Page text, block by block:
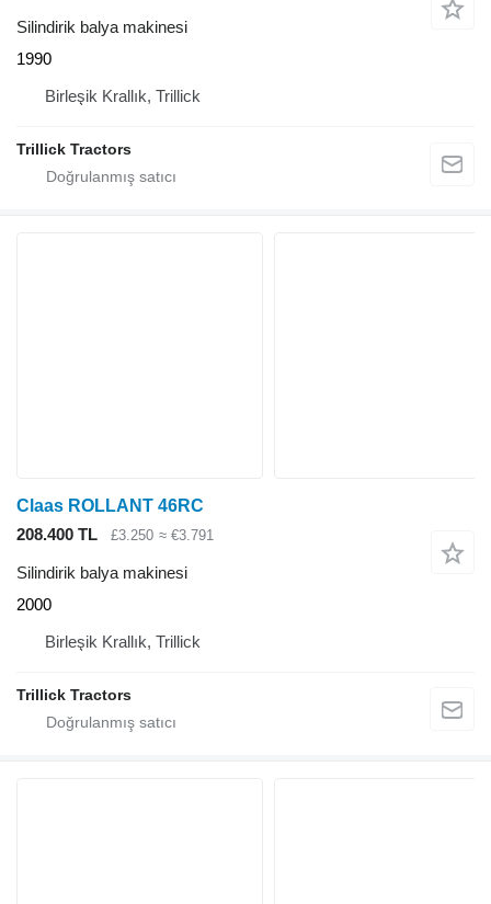
Silindirik balya makinesi
1990
Birleşik Krallık, Trillick
Trillick Tractors
Claas ROLLANT 46RC
208.400 TL
£3.250 ≈ €3.791
Silindirik balya makinesi
2000
Birleşik Krallık, Trillick
Trillick Tractors